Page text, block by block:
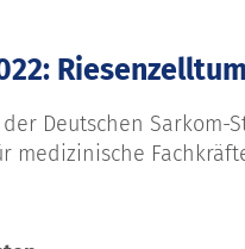
Deutschen Sarkom-
medizinische